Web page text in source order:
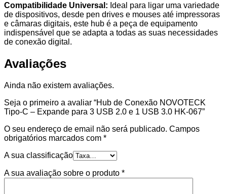
Compatibilidade Universal: Ideal para ligar uma variedade
de dispositivos, desde pen drives e mouses até impressoras
e câmaras digitais, este hub é a peça de equipamento
indispensável que se adapta a todas as suas necessidades
de conexão digital.
Avaliações
Ainda não existem avaliações.
Seja o primeiro a avaliar “Hub de Conexão NOVOTECK
Tipo-C – Expande para 3 USB 2.0 e 1 USB 3.0 HK-067”
O seu endereço de email não será publicado. Campos
obrigatórios marcados com *
A sua classificação
A sua avaliação sobre o produto *